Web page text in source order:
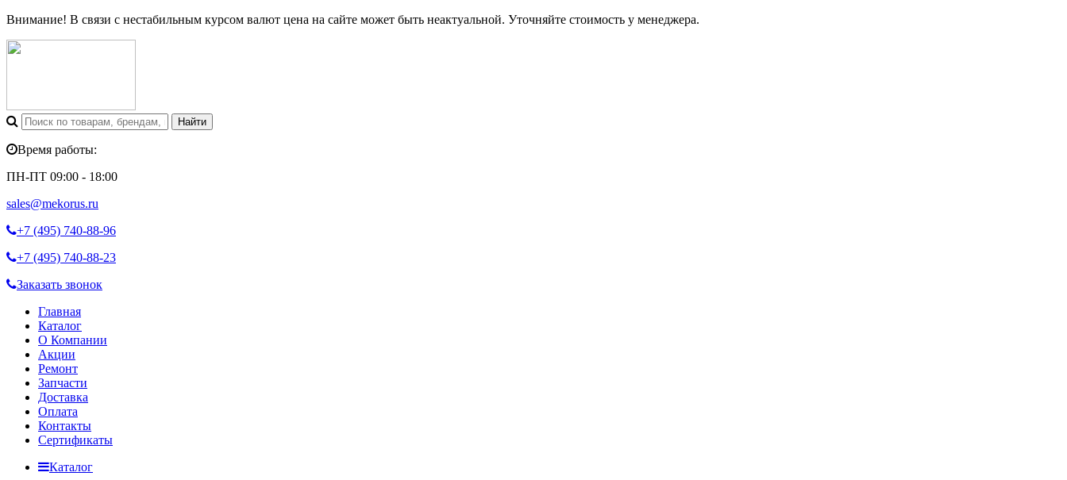
Внимание! В связи с нестабильным курсом валют цена на сайте может быть неактуальной. Уточняйте стоимость у менеджера.
Время работы:
ПН-ПТ 09:00 - 18:00
sales@mekorus.ru
+7 (495) 740-88-96
+7 (495) 740-88-23
Заказать звонок
Главная
Каталог
О Компании
Акции
Ремонт
Запчасти
Доставка
Оплата
Контакты
Сертификаты
Каталог